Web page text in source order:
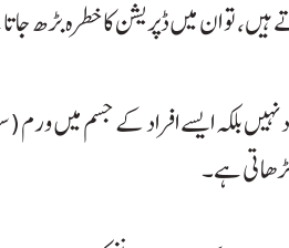
تو ان میں ڈپریشن کا خطرہ بڑھ
بلکہ ایسے افراد کے جسم میں
ہے۔